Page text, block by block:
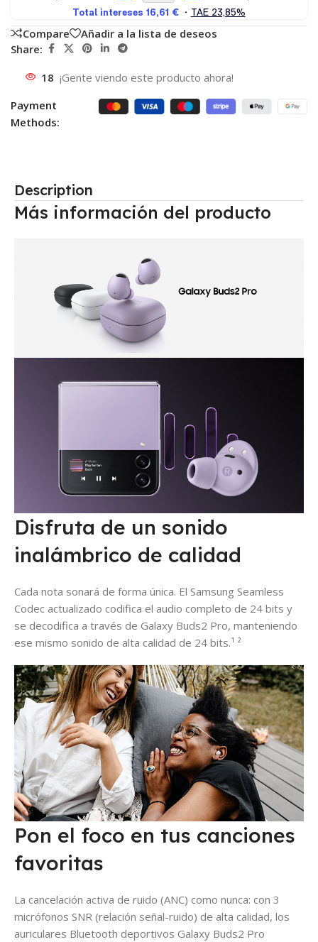
Compare
Añadir a la lista de deseos
Share:
18 ¡Gente viendo este producto ahora!
Payment
Methods:
Description
Más información del producto
Disfruta de un sonido
inalámbrico de calidad
Cada nota sonará de forma única. El Samsung Seamless
Codec actualizado codifica el audio completo de 24 bits y
se decodifica a través de Galaxy Buds2 Pro, manteniendo
ese mismo sonido de alta calidad de 24 bits.¹ ²
Pon el foco en tus canciones
favoritas
La cancelación activa de ruido (ANC) como nunca: con 3
micrófonos SNR (relación señal-ruido) de alta calidad, los
auriculares Bluetooth deportivos Galaxy Buds2 Pro